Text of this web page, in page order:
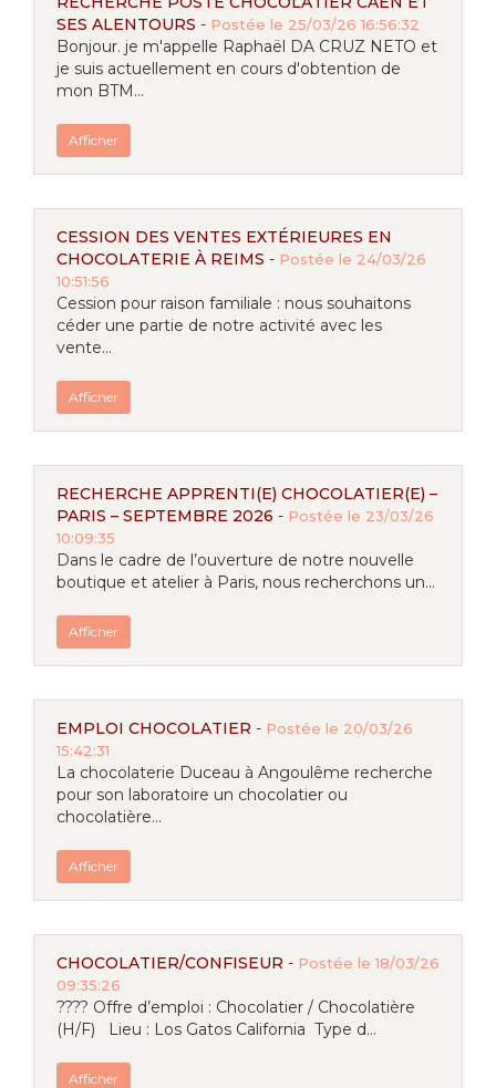
SES ALENTOURS - Postée le 25/03/26 16:56:32
Bonjour. je m'appelle Raphaël DA CRUZ NETO et
je suis actuellement en cours d'obtention de
mon BTM...
Afficher
CESSION DES VENTES EXTÉRIEURES EN
CHOCOLATERIE À REIMS - Postée le 24/03/26
10:51:56
Cession pour raison familiale : nous souhaitons
céder une partie de notre activité avec les
vente...
Afficher
RECHERCHE APPRENTI(E) CHOCOLATIER(E) –
PARIS – SEPTEMBRE 2026 - Postée le 23/03/26
10:09:35
Dans le cadre de l’ouverture de notre nouvelle
boutique et atelier à Paris, nous recherchons un...
Afficher
EMPLOI CHOCOLATIER - Postée le 20/03/26
15:42:31
La chocolaterie Duceau à Angoulême recherche
pour son laboratoire un chocolatier ou
chocolatière...
Afficher
CHOCOLATIER/CONFISEUR - Postée le 18/03/26
09:35:26
???? Offre d’emploi : Chocolatier / Chocolatière
(H/F) Lieu : Los Gatos California Type d...
Afficher